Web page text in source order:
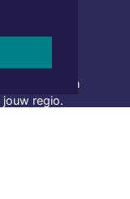
wekelijks een
jouw regio.